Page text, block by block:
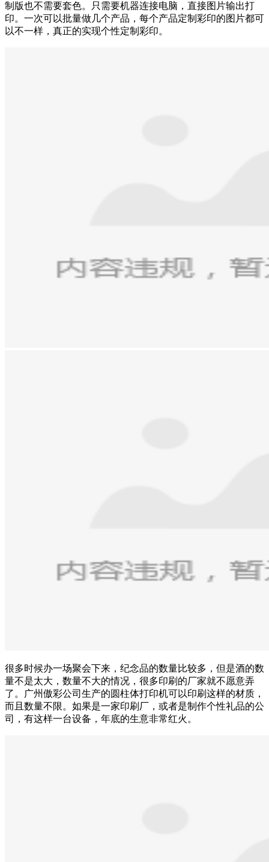
制版也不需要套色。只需要机器连接电脑，直接图片输出打
印。一次可以批量做几个产品，每个产品定制彩印的图片都可
以不一样，真正的实现个性定制彩印。
很多时候办一场聚会下来，纪念品的数量比较多，但是酒的数
量不是太大，数量不大的情况，很多印刷的厂家就不愿意弄
了。广州傲彩公司生产的圆柱体打印机可以印刷这样的材质，
而且数量不限。如果是一家印刷厂，或者是制作个性礼品的公
司，有这样一台设备，年底的生意非常红火。